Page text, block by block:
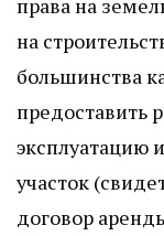
права на
на
большинства
предоставить
эксплуатацию
участок
договор